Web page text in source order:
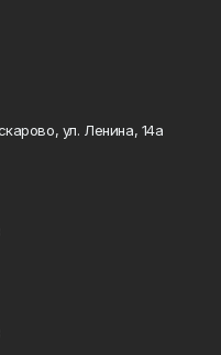
ул. Ленина, 14а